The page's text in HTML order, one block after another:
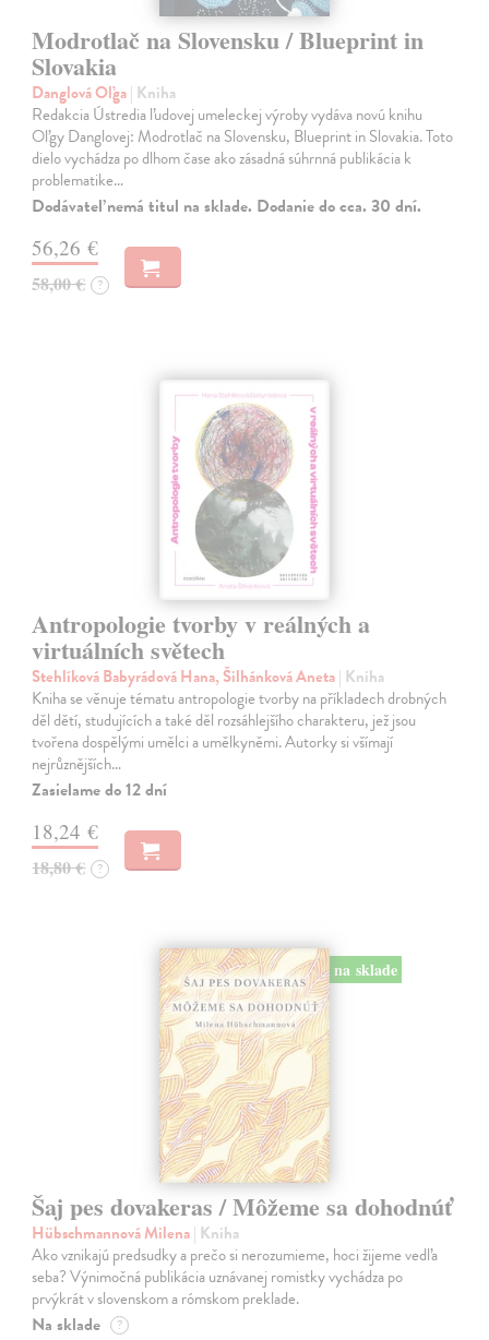
Modrotlač na Slovensku / Blueprint in
Slovakia
Danglová Oľga| Kniha
Redakcia Ústredia ľudovej umeleckej výroby vydáva novú knihu
Oľgy Danglovej: Modrotlač na Slovensku, Blueprint in Slovakia. Toto
dielo vychádza po dlhom čase ako zásadná súhrnná publikácia k
problematike…
Dodávateľ nemá titul na sklade. Dodanie do cca. 30 dní.
56,26 €
58,00 € ?
Antropologie tvorby v reálných a
virtuálních světech
Stehlíková Babyrádová Hana, Šilhánková Aneta| Kniha
Kniha se věnuje tématu antropologie tvorby na příkladech drobných
děl dětí, studujících a také děl rozsáhlejšího charakteru, jež jsou
tvořena dospělými umělci a umělkyněmi. Autorky si všímají
nejrůznějších…
Zasielame do 12 dní
18,24 €
18,80 € ?
na sklade
Šaj pes dovakeras / Môžeme sa dohodnúť
Hübschmannová Milena| Kniha
Ako vznikajú predsudky a prečo si nerozumieme, hoci žijeme vedľa
seba? Výnimočná publikácia uznávanej romistky vychádza po
prvýkrát v slovenskom a rómskom preklade.
Na sklade ?